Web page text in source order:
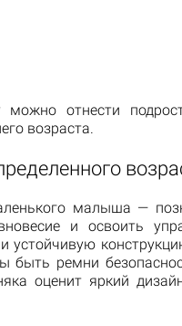
отнести
возраста.
малыша —
и освоить
устойчивую
быть ремни
оценит яркий